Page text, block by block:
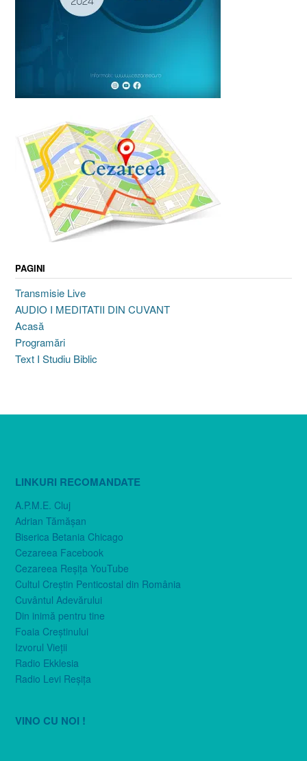
PAGINI
Transmisie Live
AUDIO I MEDITATII DIN CUVANT
Acasă
Programări
Text I Studiu Biblic
LINKURI RECOMANDATE
A.P.M.E. Cluj
Adrian Tămăşan
Biserica Betania Chicago
Cezareea Facebook
Cezareea Reşiţa YouTube
Cultul Creştin Penticostal din România
Cuvântul Adevărului
Din inimă pentru tine
Foaia Creştinului
Izvorul Vieţii
Radio Ekklesia
Radio Levi Reşiţa
VINO CU NOI !